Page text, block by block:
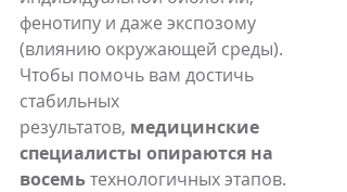
фенотипу и даже экспозому
(влиянию окружающей среды).
Чтобы помочь вам достичь
стабильных
результатов, медицинские
специалисты опираются на
восемь технологичных этапов.